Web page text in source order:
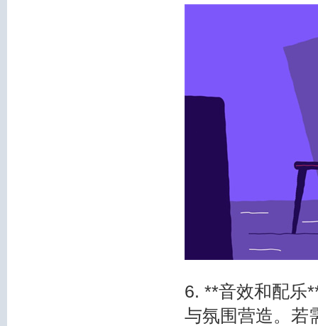
6. **音效和配乐
与氛围营造。若